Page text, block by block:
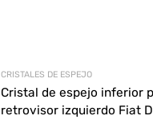
CRISTALES DE ESPEJO
Cristal de espejo inferior
retrovisor izquierdo Fiat